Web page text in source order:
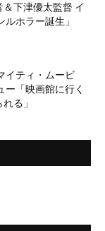
＆下津優太監督 イ
ホラー誕生」
イティ・ムービ
ー「映画館に行く
る」